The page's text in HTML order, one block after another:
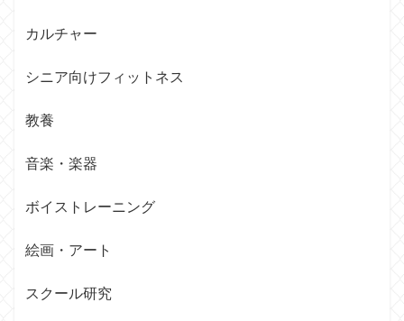
カルチャー
シニア向けフィットネス
教養
音楽・楽器
ボイストレーニング
絵画・アート
スクール研究